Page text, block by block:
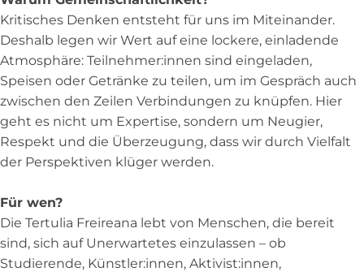
Kritisches Denken entsteht für uns im Miteinander.
Deshalb legen wir Wert auf eine lockere, einladende
Atmosphäre: Teilnehmer:innen sind eingeladen,
Speisen oder Getränke zu teilen, um im Gespräch auch
zwischen den Zeilen Verbindungen zu knüpfen. Hier
geht es nicht um Expertise, sondern um Neugier,
Respekt und die Überzeugung, dass wir durch Vielfalt
der Perspektiven klüger werden.
Für wen?
Die Tertulia Freireana lebt von Menschen, die bereit
sind, sich auf Unerwartetes einzulassen – ob
Studierende, Künstler:innen, Aktivist:innen,